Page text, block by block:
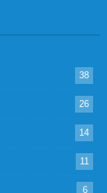
38
26
14
11
6